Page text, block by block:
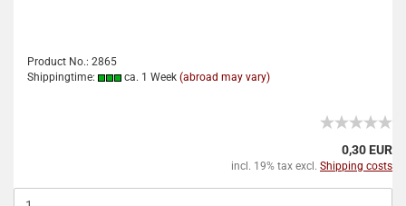
Product No.: 2865
Shippingtime:
ca. 1 Week (abroad may vary)
0,30 EUR
incl. 19% tax excl. Shipping costs